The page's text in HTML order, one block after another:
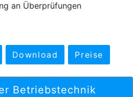
an Überprüfungen
Download Preise
Betriebstechnik